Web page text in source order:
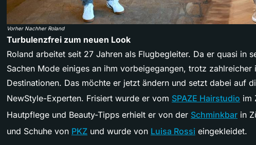
Vorher Nachher Roland
Turbulenzfrei zum neuen Look
Roland arbeitet seit 27 Jahren als Flugbegleiter. Da er quasi in
Sachen Mode einiges an ihm vorbeigegangen, trotz zahlreicher
Destinationen. Das möchte er jetzt ändern und setzt dabei auf
NewStyle-Experten. Frisiert wurde er vom SPAZE Hairstudio im
Hautpflege und Beauty-Tipps erhielt er von der Schminkbar in
und Schuhe von PKZ und wurde von Luisa Rossi eingekleidet.